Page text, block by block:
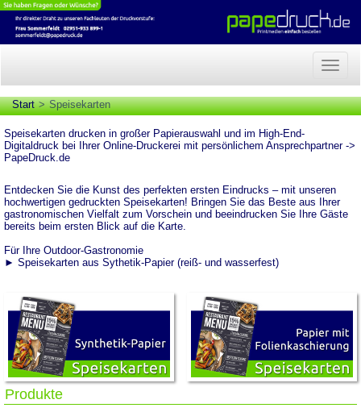
Start Speisekarten
Speisekarten drucken in großer Papierauswahl und im High-End-
Digitaldruck bei Ihrer Online-Druckerei mit persönlichem Ansprechpartner ->
PapeDruck.de
Entdecken Sie die Kunst des perfekten ersten Eindrucks – mit unseren
hochwertigen gedruckten Speisekarten! Bringen Sie das Beste aus Ihrer
gastronomischen Vielfalt zum Vorschein und beeindrucken Sie Ihre Gäste
bereits beim ersten Blick auf die Karte.
Für Ihre Outdoor-Gastronomie
► Speisekarten aus Sythetik-Papier (reiß- und wasserfest)
Produkte